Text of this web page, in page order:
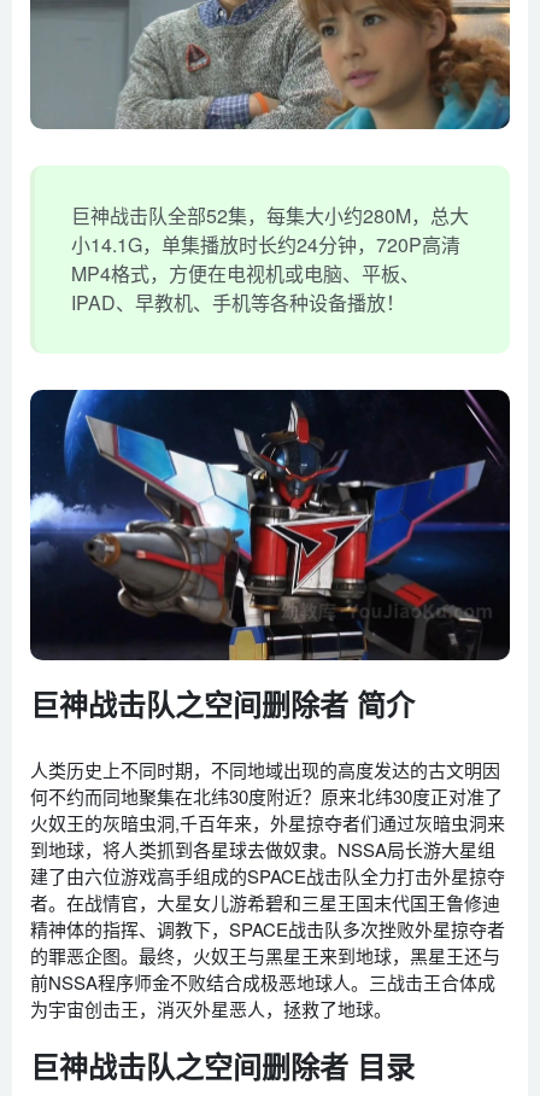
巨神战击队全部52集，每集大小约280M，总大
小14.1G，单集播放时长约24分钟，720P高清
MP4格式，方便在电视机或电脑、平板、
IPAD、早教机、手机等各种设备播放！
巨神战击队之空间删除者 简介
人类历史上不同时期，不同地域出现的高度发达的古文明因
何不约而同地聚集在北纬30度附近？原来北纬30度正对准了
火奴王的灰暗虫洞,千百年来，外星掠夺者们通过灰暗虫洞来
到地球，将人类抓到各星球去做奴隶。NSSA局长游大星组
建了由六位游戏高手组成的SPACE战击队全力打击外星掠夺
者。在战情官，大星女儿游希碧和三星王国末代国王鲁修迪
精神体的指挥、调教下，SPACE战击队多次挫败外星掠夺者
的罪恶企图。最终，火奴王与黑星王来到地球，黑星王还与
前NSSA程序师金不败结合成极恶地球人。三战击王合体成
为宇宙创击王，消灭外星恶人，拯救了地球。
巨神战击队之空间删除者 目录